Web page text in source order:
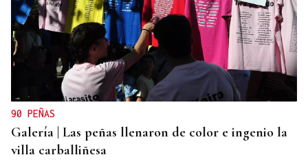
90 PEÑAS
Galería | Las peñas llenaron de color e ingenio la
villa carballiñesa